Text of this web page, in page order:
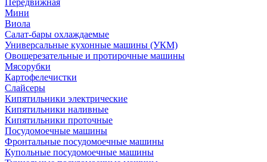
Передвижная
Мини
Виола
Салат-бары охлаждаемые
Универсальные кухонные машины (УКМ)
Овощерезательные и протирочные машины
Мясорубки
Картофелечистки
Слайсеры
Кипятильники электрические
Кипятильники наливные
Кипятильники проточные
Посудомоечные машины
Фронтальные посудомоечные машины
Купольные посудомоечные машины